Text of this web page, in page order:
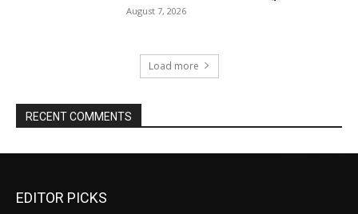
August 7, 2026
Load more
RECENT COMMENTS
EDITOR PICKS